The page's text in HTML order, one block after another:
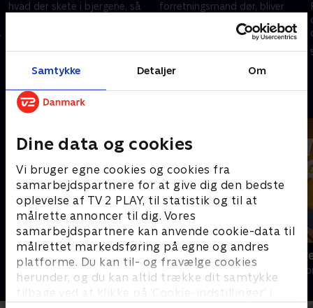
Samtykke Detaljer Om
Dine data og cookies
Vi bruger egne cookies og cookies fra
samarbejdspartnere for at give dig den bedste
oplevelse af TV 2 PLAY, til statistik og til at
målrette annoncer til dig. Vores
samarbejdspartnere kan anvende cookie-data til
målrettet markedsføring på egne og andres
platforme. Du kan til- og fravælge cookies
herunder, og du kan altid trække dit samtykke
tilbage ved at klikke på ’Cookie-indstillinger’ i
hvad der skete i bjergene, så
3. juni 2024 • 43 min
forretningsmand dør, bliver
familiestrid. Hans børn vil gå
4. juni 2024 • 43 min
Andre så også
Bjerglægen
Drama • 18 sæsoner
Luftens
Drama • 3